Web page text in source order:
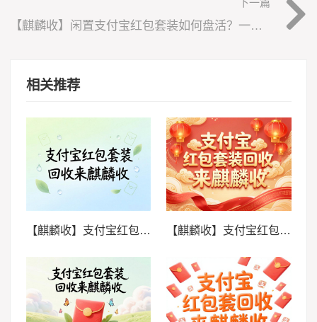
【麒麟收】闲置支付宝红包套装如何盘活？一文讲清合规变现方式
相关推荐
【麒麟收】支付宝红包套装回收操作教程：三步完成闲置变现 【麒麟收】支付宝红包套装回收高效方法：别让福利悄悄过期